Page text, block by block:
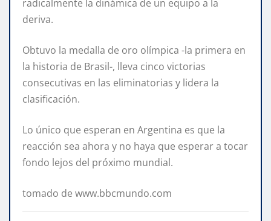
radicalmente la dinámica de un equipo a la
deriva.
Obtuvo la medalla de oro olímpica -la primera en
la historia de Brasil-, lleva cinco victorias
consecutivas en las eliminatorias y lidera la
clasificación.
Lo único que esperan en Argentina es que la
reacción sea ahora y no haya que esperar a tocar
fondo lejos del próximo mundial.
tomado de www.bbcmundo.com